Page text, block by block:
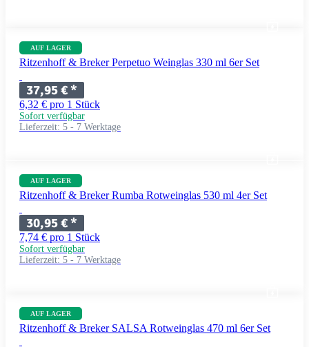
AUF LAGER
Ritzenhoff & Breker Perpetuo Weinglas 330 ml 6er Set
37,95 €*
6,32 € pro 1 Stück
Sofort verfügbar
Lieferzeit: 5 - 7 Werktage
AUF LAGER
Ritzenhoff & Breker Rumba Rotweinglas 530 ml 4er Set
30,95 €*
7,74 € pro 1 Stück
Sofort verfügbar
Lieferzeit: 5 - 7 Werktage
AUF LAGER
Ritzenhoff & Breker SALSA Rotweinglas 470 ml 6er Set